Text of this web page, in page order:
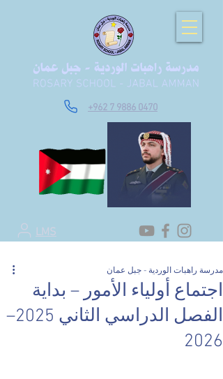
+962 7 9886 0470
LMS
اجتماع أولياء الأمور – بداية
الفصل الدراسي الثاني 2025–
2026
مدرسة راهبات الوردية - جبل عمان